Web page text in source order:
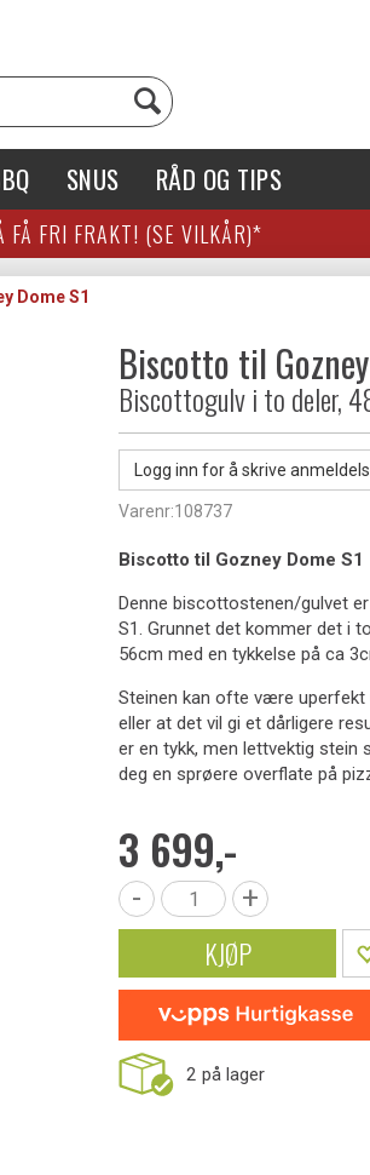
SNUS RÅD OG TIPS
FÅ FRI FRAKT! (SE VILKÅR)*
Dome S1
Biscotto til
Biscottogulv i to deler,
Logg inn for å skrive
Varenr:108737
Biscotto til Gozney Dome S1
Denne biscottostenen/gulvet
S1. Grunnet det kommer det i
56cm med en tykkelse på ca
Steinen kan ofte være
eller at det vil gi et dårligere
er en tykk, men lettvektig stein
deg en sprøere overflate på
3 699,-
- +
KJØP
2 på lager